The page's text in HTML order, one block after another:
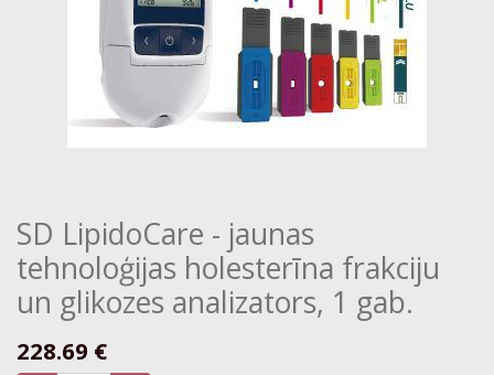
SD LipidoCare - jaunas
tehnoloģijas holesterīna frakciju
un glikozes analizators, 1 gab.
228.69 €